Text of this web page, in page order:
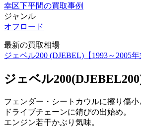
幸区下平間の買取事例
ジャンル
オフロード
最新の買取相場
ジェベル200 (DJEBEL)【1993～2005年
ジェベル
フェンダー・シートカウルに擦り傷小
ドライブチェーンに錆びの出始め。
エンジン若干かぶり気味。